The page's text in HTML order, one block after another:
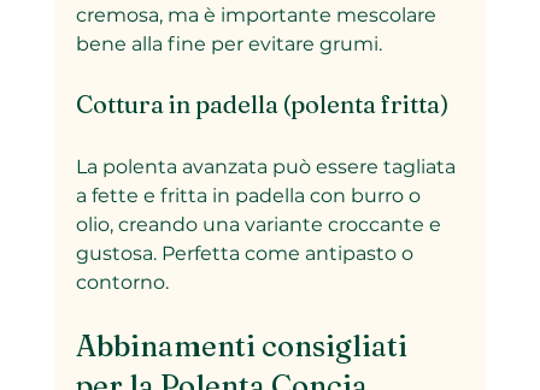
cremosa, ma è importante mescolare
bene alla fine per evitare grumi.
Cottura in padella (polenta fritta)
La polenta avanzata può essere tagliata
a fette e fritta in padella con burro o
olio, creando una variante croccante e
gustosa. Perfetta come antipasto o
contorno.
Abbinamenti consigliati